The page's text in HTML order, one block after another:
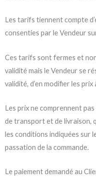
Les tarifs tiennent compte
consenties par le Vendeur
Ces tarifs sont fermes et
validité mais le Vendeur se
validité, d’en modifier les
Les prix ne comprennent
de transport et de livraison,
les conditions indiquées sur
passation de la commande.
Le paiement demandé au